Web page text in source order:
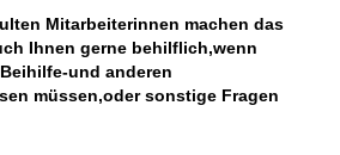
Mitarbeiterinnen machen das
Ihnen gerne behilflich,wenn
und anderen
müssen,oder sonstige Fragen